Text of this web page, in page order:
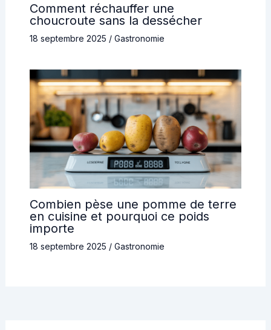
Comment réchauffer une
choucroute sans la dessécher
18 septembre 2025 / Gastronomie
Combien pèse une pomme de terre
en cuisine et pourquoi ce poids
importe
18 septembre 2025 / Gastronomie